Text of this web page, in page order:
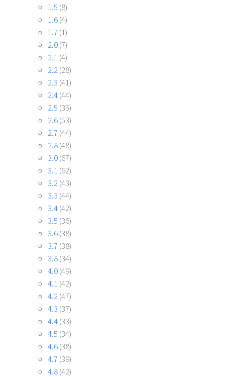
1.5 (8)
1.6(4)
1.7 (1)
2.0(7)
2.1 (4)
2.2 (28)
2.3 (41)
2.4(44)
2.5 (35)
2.6(53)
2.7 (44)
2.8(48)
3.0(67)
3.1 (62)
3.2 (43)
3.3 (44)
3.4(42)
3.5 (36)
3.6(38)
3.7 (38)
3.8(34)
4.0(49)
4.1 (42)
4.2 (47)
4.3 (37)
4.4(33)
4.5 (34)
4.6(38)
4.7 (39)
4.8(42)